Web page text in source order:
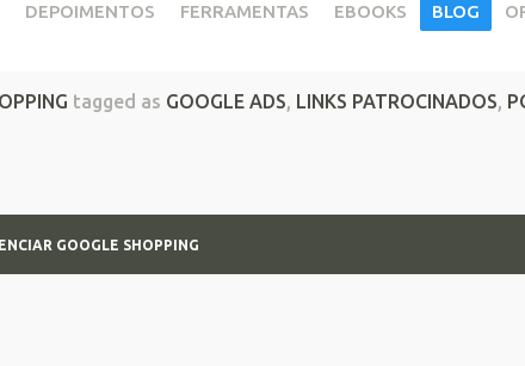
DEPOIMENTOS FERRAMENTAS EBOOKS BLOG
Google Shopping
tagged as GOOGLE ADS, LINKS PATROCINADOS,
GOOGLE SHOPPING